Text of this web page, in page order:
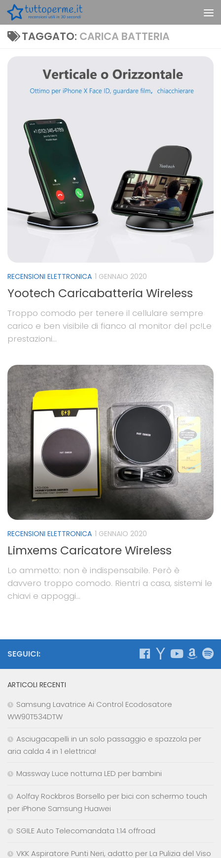
Skip to content
TAGGATO: CARICA BATTERIA
RECENSIONI ELETTRONICA 1 GENNAIO 2020
Yootech Caricabatteria Wireless
Troppo comodo per tenere il cellulare sempre
carico e ben visibile di fianco al monitor del pc!Le
prestazioni...
RECENSIONI ELETTRONICA 1 GENNAIO 2020
Limxems Caricatore Wireless
Lo ammetto: non è indispensabile. Però è
davvero troppo comodo. Rientri a casa, sistemi le
chiavi e appoggi...
SEGUICI:
ARTICOLI RECENTI
Samsung Lavatrice Ai Control Ecodosatore
WW90T534DTW
Asciugacapelli in un solo passaggio e spazzola per
aria calda 4 in 1 elettrica!
Massway Luce notturna LED per bambini
Aolfay Rockbros Borsello per bici con schermo touch
per iPhone Samsung Huawei
SGILE Auto Telecomandata 1:14 offroad
VKK Aspiratore Punti Neri, adatto per La Pulizia del Viso